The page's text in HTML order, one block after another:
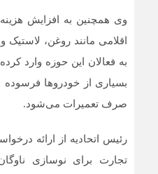
وی همچنین به افزایش
اقلامی مانند روغن،
به فعالان این حوزه وارد
بسیاری از خودروها فرسوده
صرف تعمیرات می‌شود.
رئیس اتحادیه از ارائه
تجارت برای نوسازی